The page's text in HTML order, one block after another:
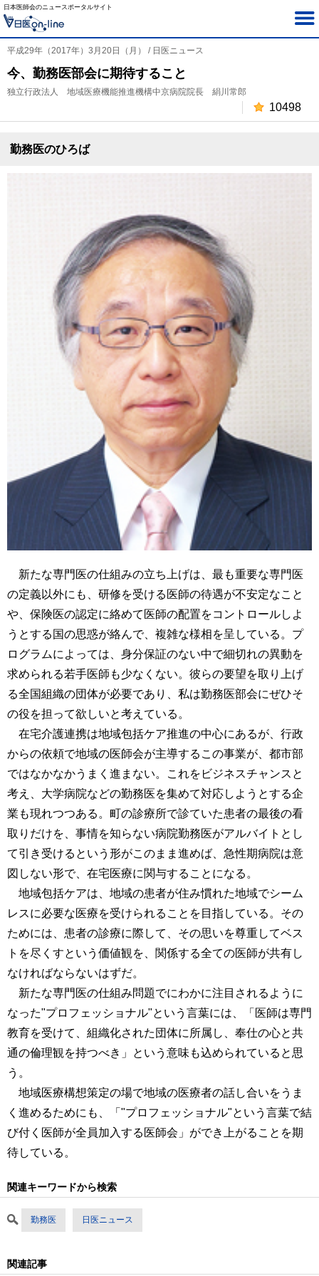
日本医師会のニュースポータルサイト
平成29年（2017年）3月20日（月） / 日医ニュース
今、勤務医部会に期待すること
独立行政法人 地域医療機能推進機構中京病院院長 絹川常郎
10498
勤務医のひろば
新たな専門医の仕組みの立ち上げは、最も重要な専門医
の定義以外にも、研修を受ける医師の待遇が不安定なこと
や、保険医の認定に絡めて医師の配置をコントロールしよ
うとする国の思惑が絡んで、複雑な様相を呈している。プ
ログラムによっては、身分保証のない中で細切れの異動を
求められる若手医師も少なくない。彼らの要望を取り上げ
る全国組織の団体が必要であり、私は勤務医部会にぜひそ
の役を担って欲しいと考えている。
在宅介護連携は地域包括ケア推進の中心にあるが、行政
からの依頼で地域の医師会が主導するこの事業が、都市部
ではなかなかうまく進まない。これをビジネスチャンスと
考え、大学病院などの勤務医を集めて対応しようとする企
業も現れつつある。町の診療所で診ていた患者の最後の看
取りだけを、事情を知らない病院勤務医がアルバイトとし
て引き受けるという形がこのまま進めば、急性期病院は意
図しない形で、在宅医療に関与することになる。
地域包括ケアは、地域の患者が住み慣れた地域でシーム
レスに必要な医療を受けられることを目指している。その
ためには、患者の診療に際して、その思いを尊重してベス
トを尽くすという価値観を、関係する全ての医師が共有し
なければならないはずだ。
新たな専門医の仕組み問題でにわかに注目されるように
なった"プロフェッショナル"という言葉には、「医師は専門
教育を受けて、組織化された団体に所属し、奉仕の心と共
通の倫理観を持つべき」という意味も込められていると思
う。
地域医療構想策定の場で地域の医療者の話し合いをうま
く進めるためにも、「"プロフェッショナル"という言葉で結
び付く医師が全員加入する医師会」ができ上がることを期
待している。
関連キーワードから検索
勤務医 日医ニュース
関連記事